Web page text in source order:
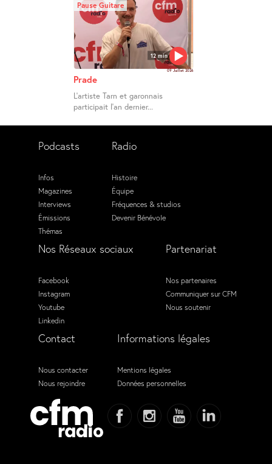
12 min
Pause Guitare
09 Juillet 2026
Prade
L’artiste Tarn et garonnais
participait l’an dernier...
Podcasts
Infos
Magazines
Interviews
Émissions
Thémas
Radio
Histoire
Équipe
Fréquences & studios
Devenir Bénévole
Nos Réseaux sociaux
Facebook
Instagram
Youtube
Linkedin
Partenariat
Nos partenaires
Communiquer sur CFM
Nous soutenir
Contact
Nous contacter
Nous rejoindre
Informations légales
Mentions légales
Données personnelles